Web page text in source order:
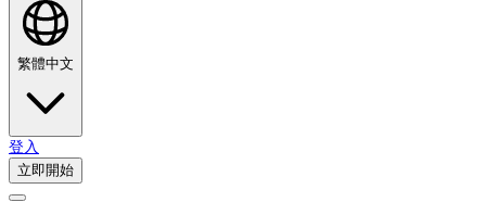
繁體中文
登入
立即開始